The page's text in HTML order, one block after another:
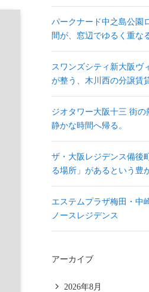
パークナード中之島公園
間が、窓辺でゆるく重な
スワンズシティ新大阪ヴ
が整う、木川西の分譲賃
ジオタワー大阪十三 街の
静かな時間へ帰る。
ザ・大阪レジデンス備後
る場所」があるという豊
エステムプラザ梅田・中
ノースレジデンス
アーカイブ
2026年8月